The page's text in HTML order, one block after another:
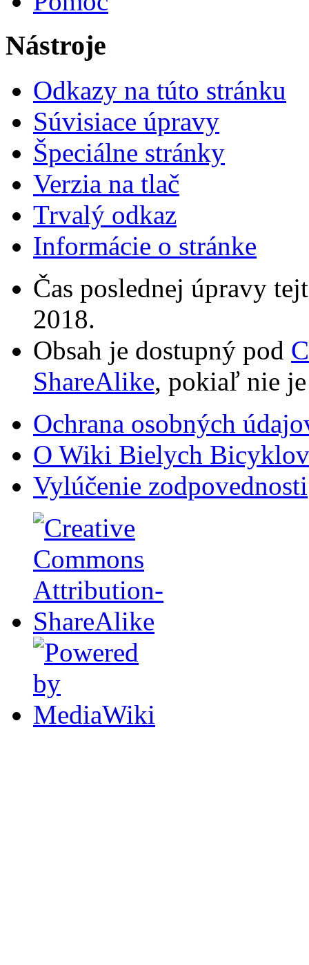
Nástroje
Odkazy na túto stránku
Súvisiace úpravy
Špeciálne stránky
Verzia na tlač
Trvalý odkaz
Informácie o stránke
Čas poslednej úpravy
2018.
Obsah je dostupný pod
ShareAlike, pokiaľ nie
Ochrana osobných
O Wiki Bielych Bicyklov
Vylúčenie zodpovednosti